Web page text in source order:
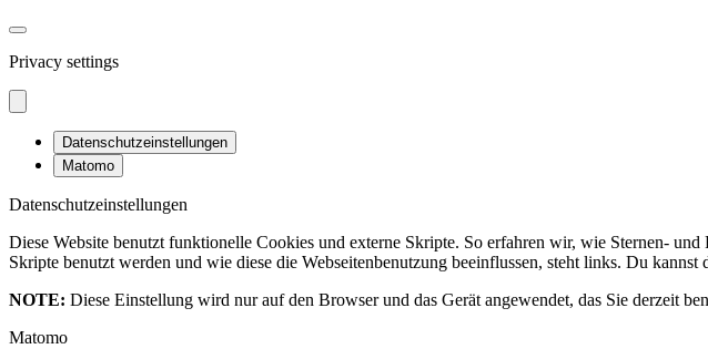
Privacy settings
Datenschutzeinstellungen
Matomo
Datenschutzeinstellungen
Diese Website benutzt funktionelle Cookies und externe Skripte. So erfahren wir, wie Sternen-
Skripte benutzt werden und wie diese die Webseitenbenutzung beeinflussen, steht links. Du
NOTE: Diese Einstellung wird nur auf den Browser und das Gerät angewendet, das Sie derzeit
Matomo